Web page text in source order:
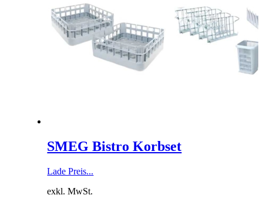
SMEG Bistro Korbset
Lade Preis...
exkl. MwSt.